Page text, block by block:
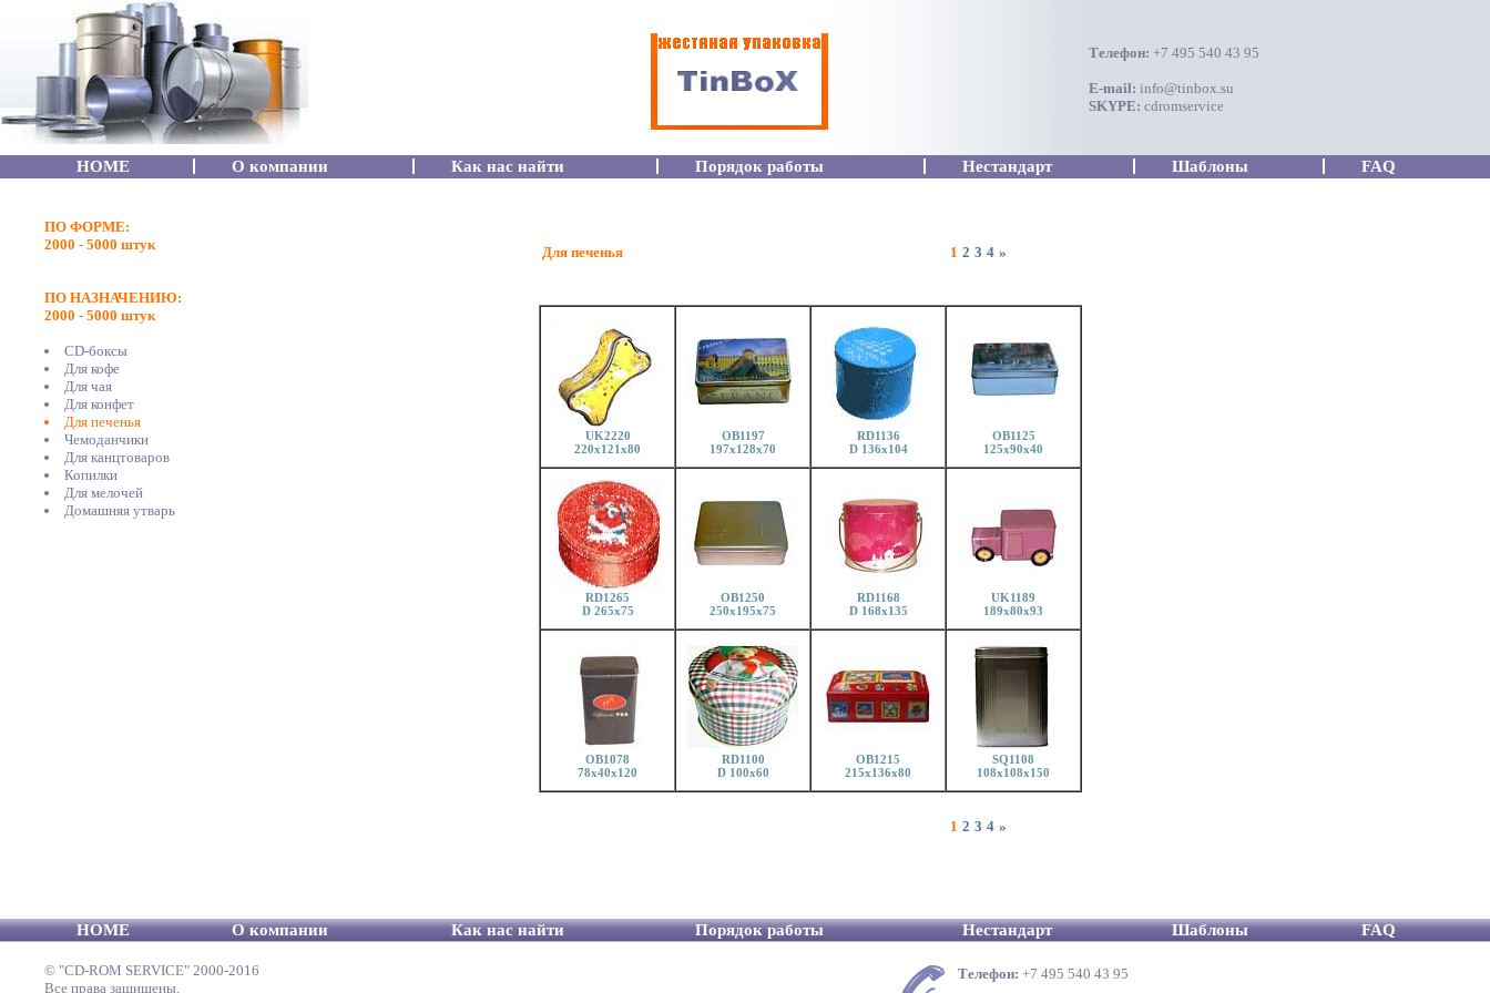
Телефон: +7 495 540 43 95
E-mail: info@tinbox.su
SKYPE: cdromservice
HOME О компании Как нас найти Порядок работы Нестандарт Шаблоны FAQ
ПО ФОРМЕ:
2000 - 5000 штук
ПО НАЗНАЧЕНИЮ:
2000 - 5000 штук
CD-боксы
Для кофе
Для чая
Для конфет
Для печенья
Чемоданчики
Для канцтоваров
Копилки
Для мелочей
Домашняя утварь
Для печенья 1 2 3 4 »
UK2220
220x121x80
OB1197
197x128x70
RD1136
D 136x104
OB1125
125x90x40
RD1265
D 265x75
OB1250
250x195x75
RD1168
D 168x135
UK1189
189x80x93
OB1078
78x40x120
RD1100
D 100x60
OB1215
215x136x80
SQ1108
108x108x150
1 2 3 4 »
HOME О компании Как нас найти Порядок работы Нестандарт Шаблоны FAQ
© "CD-ROM SERVICE" 2000-2016
Все права защищены.
Телефон: +7 495 540 43 95